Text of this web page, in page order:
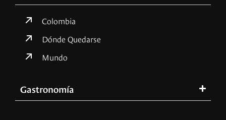
Colombia
Dónde Quedarse
Mundo
Gastronomía